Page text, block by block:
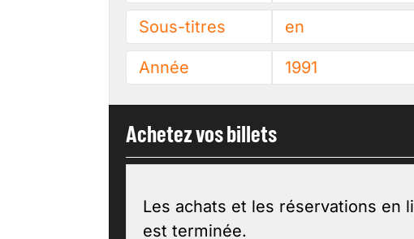
Sous-titres en
Année 1991
Achetez vos billets
Les achats et les réservations en
est terminée.